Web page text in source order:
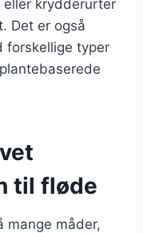
krydderurter
Det er også
forskellige typer
til fløde
mange måder,